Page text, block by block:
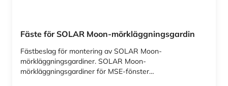
Fäste för SOLAR Moon-mörkläggningsgardin
Fästbeslag för montering av SOLAR Moon-
mörkläggningsgardiner. SOLAR Moon-
mörkläggningsgardiner för MSE-fönster…